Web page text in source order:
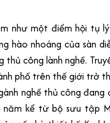
như một điểm hội tụ
hào nhoáng của sàn
công lành nghề.
phố trên thế giới trở
nghề thủ công
kể từ bộ sưu tập